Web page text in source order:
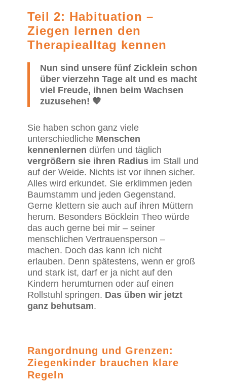
Teil 2: Habituation –
Ziegen lernen den
Therapiealltag kennen
Nun sind unsere fünf Zicklein schon
über vierzehn Tage alt und es macht
viel Freude, ihnen beim Wachsen
zuzusehen! 🧡
Sie haben schon ganz viele
unterschiedliche Menschen
kennenlernen dürfen und täglich
vergrößern sie ihren Radiusim Stall und
auf der Weide. Nichts ist vor ihnen sicher.
Alles wird erkundet. Sie erklimmen jeden
Baumstamm und jeden Gegenstand.
Gerne klettern sie auch auf ihren Müttern
herum. Besonders Böcklein Theo würde
das auch gerne bei mir – seiner
menschlichen Vertrauensperson –
machen. Doch das kann ich nicht
erlauben. Denn spätestens, wenn er groß
und stark ist, darf er ja nicht auf den
Kindern herumturnen oder auf einen
Rollstuhl springen. Das üben wir jetzt
ganz behutsam.
Rangordnung und Grenzen:
Ziegenkinder brauchen klare
Regeln